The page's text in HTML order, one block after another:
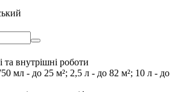
та внутрішні роботи
мл - до 25 м²; 2,5 л - до 82 м²; 10 л - до